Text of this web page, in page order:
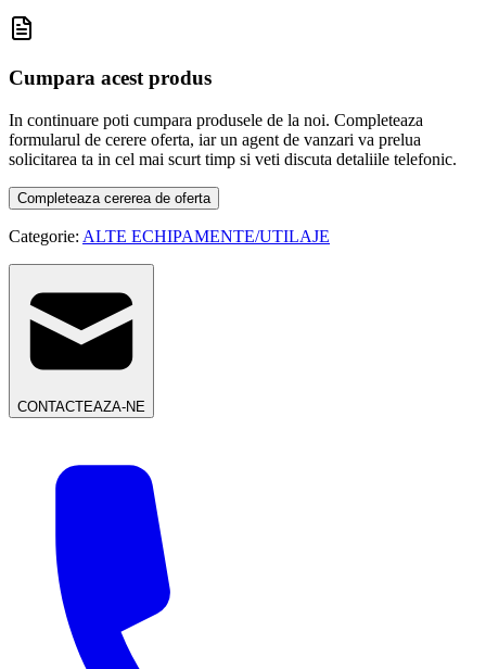
Cumpara acest produs
In continuare poti cumpara produsele de la noi. Completeaza
formularul de cerere oferta, iar un agent de vanzari va prelua
solicitarea ta in cel mai scurt timp si veti discuta detaliile telefonic.
Completeaza cererea de oferta
Categorie: ALTE ECHIPAMENTE/UTILAJE
CONTACTEAZA-NE